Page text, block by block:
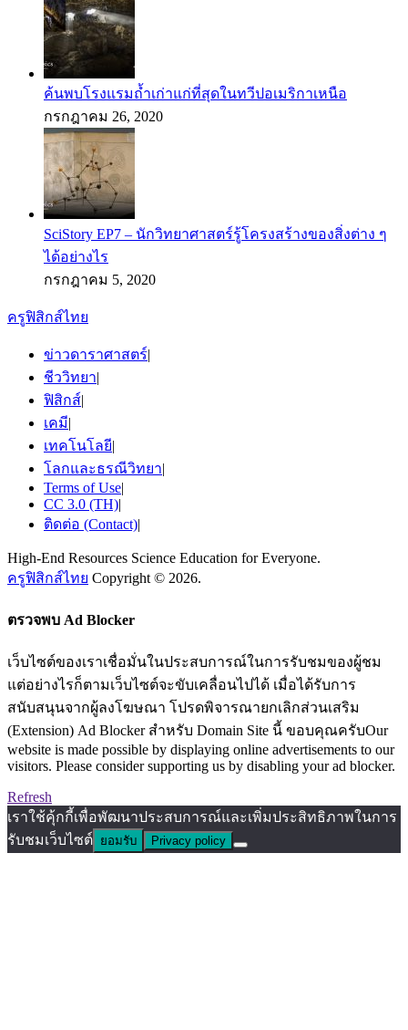
ค้นพบโรงแรมถ้ำเก่าแก่ที่สุดในทวีปอเมริกาเหนือ
กรกฎาคม 26, 2020
SciStory EP7 – นักวิทยาศาสตร์รู้โครงสร้างของสิ่งต่าง ๆ
ได้อย่างไร
กรกฎาคม 5, 2020
ครูฟิสิกส์ไทย
ข่าวดาราศาสตร์|
ชีววิทยา|
ฟิสิกส์|
เคมี|
เทคโนโลยี|
โลกและธรณีวิทยา|
Terms of Use|
CC 3.0 (TH)|
ติดต่อ (Contact)|
High-End Resources Science Education for Everyone.
ครูฟิสิกส์ไทย Copyright © 2026.
ตรวจพบ Ad Blocker
เว็บไซต์ของเราเชื่อมั่นในประสบการณ์ในการรับชมของผู้ชม
แต่อย่างไรก็ตามเว็บไซต์จะขับเคลื่อนไปได้ เมื่อได้รับการ
สนับสนุนจากผู้ลงโฆษณา โปรดพิจารณายกเลิกส่วนเสริม
(Extension) Ad Blocker สำหรับ Domain Site นี้ ขอบคุณครับOur
website is made possible by displaying online advertisements to our
visitors. Please consider supporting us by disabling your ad blocker.
Refresh
เราใช้คุ้กกี้เพื่อพัฒนาประสบการณ์และเพิ่มประสิทธิภาพในการ
รับชมเว็บไซต์ ยอมรับ Privacy policy